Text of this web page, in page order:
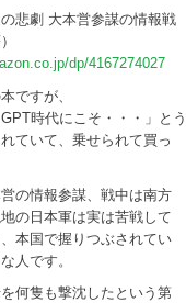
の悲劇 大本営参謀の情報戦
dp/4167274027
ですが、
時代にこそ・・・」とう
ていて、乗せられて買っ
の情報参謀、戦中は南方
の日本軍は実は苦戦して
本国で握りつぶされてい
人です。
何隻も撃沈したという第